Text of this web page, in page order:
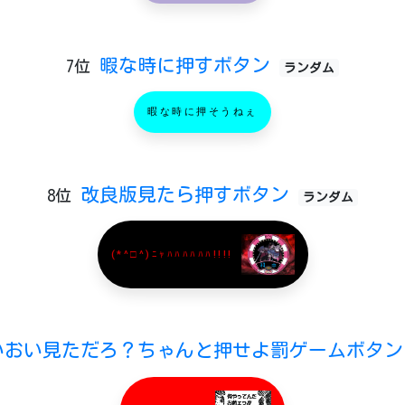
7位 暇な時に押すボタン ランダム
暇な時に押そうねぇ
8位 改良版見たら押すボタン ランダム
(*^□^)ﾆｬﾊﾊﾊﾊﾊﾊ!!!!
おい見ただろ？ちゃんと押せよ罰ゲームボタン